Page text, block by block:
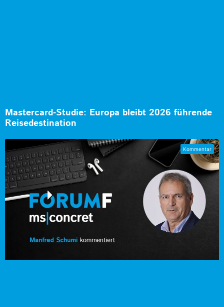
Mastercard-Studie: Europa bleibt 2026 führende
Reisedestination